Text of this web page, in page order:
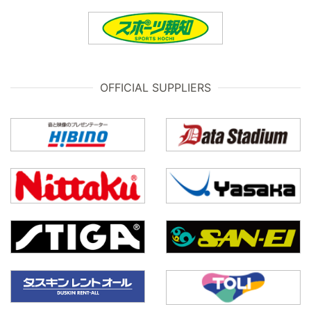
OFFICIAL SUPPLIERS